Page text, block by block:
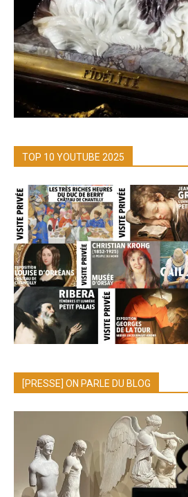
TOP 10 YOUTUBE 2025
[PRESSE] ON PARLE DU BLOG